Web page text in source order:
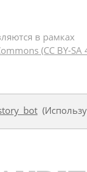
в рамках
(CC BY-SA